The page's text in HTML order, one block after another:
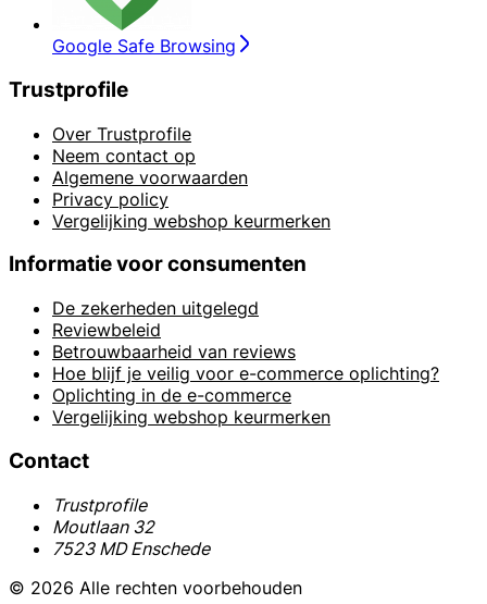
Google Safe Browsing
Trustprofile
Over Trustprofile
Neem contact op
Algemene voorwaarden
Privacy policy
Vergelijking webshop keurmerken
Informatie voor consumenten
De zekerheden uitgelegd
Reviewbeleid
Betrouwbaarheid van reviews
Hoe blijf je veilig voor e-commerce oplichting?
Oplichting in de e-commerce
Vergelijking webshop keurmerken
Contact
Trustprofile
Moutlaan 32
7523 MD Enschede
© 2026 Alle rechten voorbehouden